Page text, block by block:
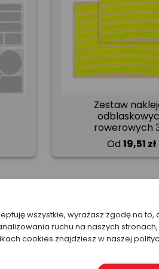
Zestaw
rowerowych
Od 19,51 zł
wszystkie, wyrażasz zgodę na to,
ruchu na naszych
cookies znajdziesz w naszej